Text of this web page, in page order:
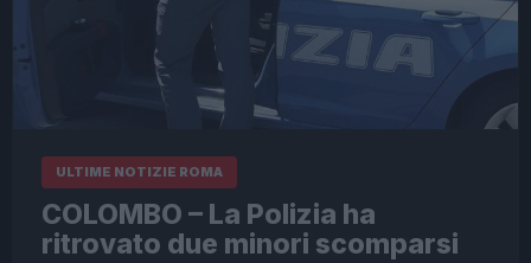
ULTIME NOTIZIE ROMA
COLOMBO – La Polizia ha
ritrovato due minori scomparsi